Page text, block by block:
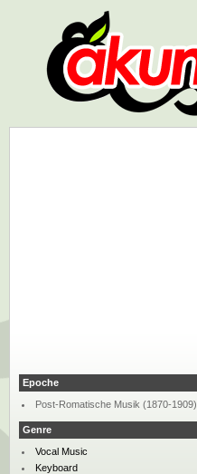
Epoche
Post-Romatische Musik (1870-1909)
Genre
Vocal Music
Keyboard